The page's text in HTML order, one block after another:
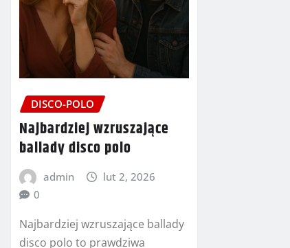
DISCO-POLO
Najbardziej wzruszające
ballady disco polo
admin
lut 2, 2026
0
Najbardziej wzruszające ballady
disco polo to prawdziwa